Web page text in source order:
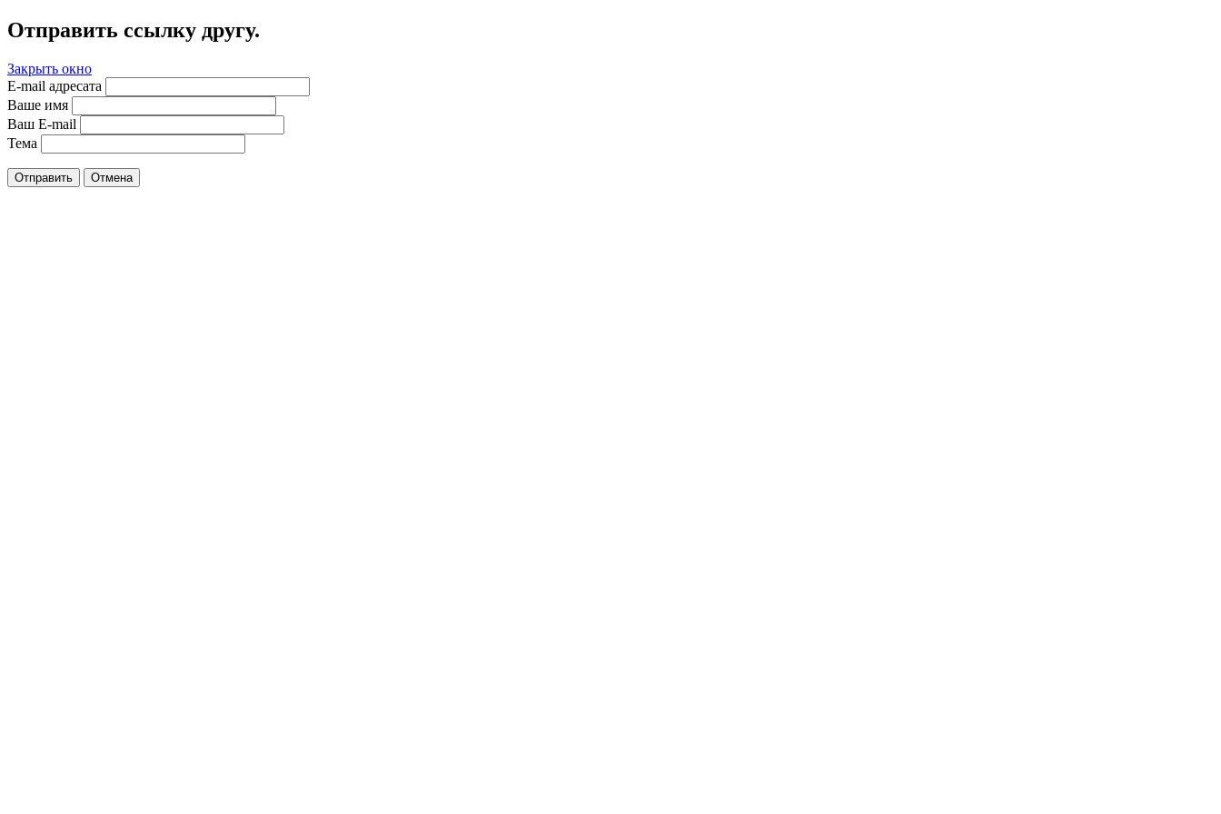
Отправить ссылку другу.
Закрыть окно
E-mail адресата
Ваше имя
Ваш E-mail
Тема
Отправить Отмена